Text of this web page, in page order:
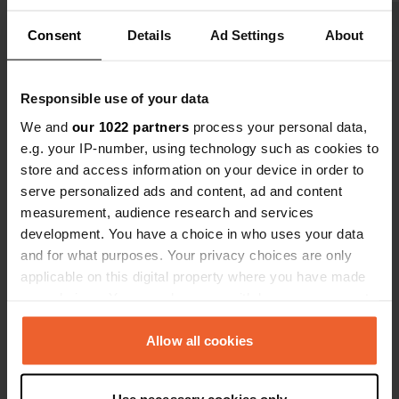
Consent Details Ad Settings About
Responsible use of your data
We and our 1022 partners process your personal data,
e.g. your IP-number, using technology such as cookies to
store and access information on your device in order to
serve personalized ads and content, ad and content
measurement, audience research and services
development. You have a choice in who uses your data
and for what purposes. Your privacy choices are only
applicable on this digital property where you have made
any time from the Cookie Declaration or by clicking on
the Privacy trigger icon.Allow all cookies
Voir tous les 5 avis
Contact
Emplacement
3775, La Lenk, Suisse
46° 27' 13" N 7° 28' 11" E